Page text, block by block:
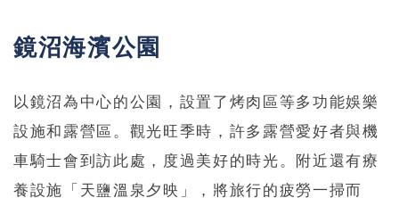
鏡沼海濱公園
以鏡沼為中心的公園，設置了烤肉區等多功能娛樂
設施和露營區。觀光旺季時，許多露營愛好者與機
車騎士會到訪此處，度過美好的時光。附近還有療
養設施「天鹽溫泉夕映」，將旅行的疲勞一掃而